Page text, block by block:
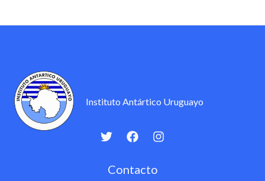
Instituto Antártico Uruguayo
Contacto